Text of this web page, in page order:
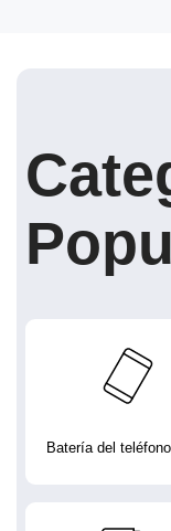
Batería del